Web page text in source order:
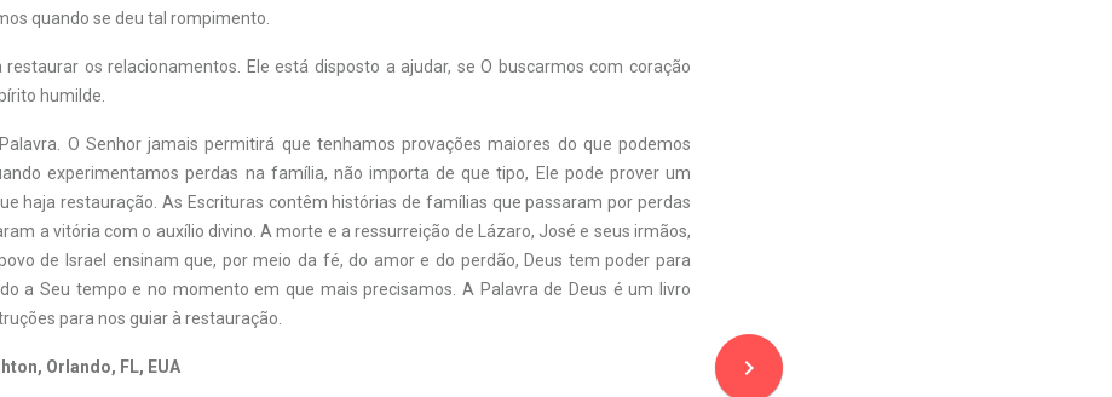
quando se deu tal rompimento.
restaurar os relacionamentos. Ele está disposto a ajudar, se O buscarmos com coração
humilde.
O Senhor jamais permitirá que tenhamos provações maiores do que podemos
experimentamos perdas na família, não importa de que tipo, Ele pode prover um
haja restauração. As Escrituras contêm histórias de famílias que passaram por perdas
a vitória com o auxílio divino. A morte e a ressurreição de Lázaro, José e seus irmãos,
de Israel ensinam que, por meio da fé, do amor e do perdão, Deus tem poder para
a Seu tempo e no momento em que mais precisamos. A Palavra de Deus é um livro
para nos guiar à restauração.
Orlando, FL, EUA navigate_next